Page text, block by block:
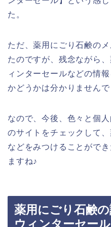
た。
ただ、薬用にごり石鹸の
たのですが、残念ながら
ィンターセールなどの情
かどうかは分かりませんで
なので、今後、色々と個
のサイトをチェックして
などをみつけることがで
ますね♪
薬用にごり石鹸
ウィンターセー